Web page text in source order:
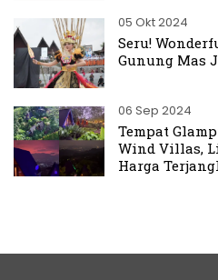
05 Okt 2024
Seru!
Gunung Mas
06 Sep 2024
Tempat
Wind Villas,
Harga